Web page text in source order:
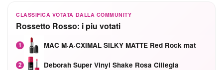
CLASSIFICA VOTATA DALLA COMMUNITY
Rossetto Rosso: i piu votati
1 MAC M·A·CXIMAL SILKY MATTE Red Rock mat
2 Deborah Super Vinyl Shake Rosa Ciliegia